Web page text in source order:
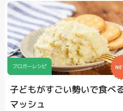
ブロガーレシピ
子どもがすごい勢いで食べ
マッシュ